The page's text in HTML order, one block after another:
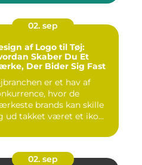
02. sep
af Logo til Tøj:
Skaber Du Et
Der Bider Sig Fast
er et hav af
hvor de
brands kan skille
ud takket været et iko...
02. sep